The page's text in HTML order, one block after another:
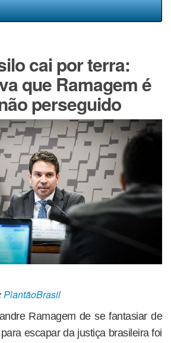
cai por terra:
que Ramagem é
perseguido
PlantãoBrasil
Ramagem de se fantasiar de
escapar da justiça brasileira foi